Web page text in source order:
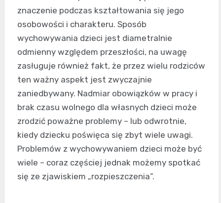
znaczenie podczas kształtowania się jego
osobowości i charakteru. Sposób
wychowywania dzieci jest diametralnie
odmienny względem przeszłości, na uwagę
zasługuje również fakt, że przez wielu rodziców
ten ważny aspekt jest zwyczajnie
zaniedbywany. Nadmiar obowiązków w pracy i
brak czasu wolnego dla własnych dzieci może
zrodzić poważne problemy – lub odwrotnie,
kiedy dziecku poświęca się zbyt wiele uwagi.
Problemów z wychowywaniem dzieci może być
wiele – coraz częściej jednak możemy spotkać
się ze zjawiskiem „rozpieszczenia”.